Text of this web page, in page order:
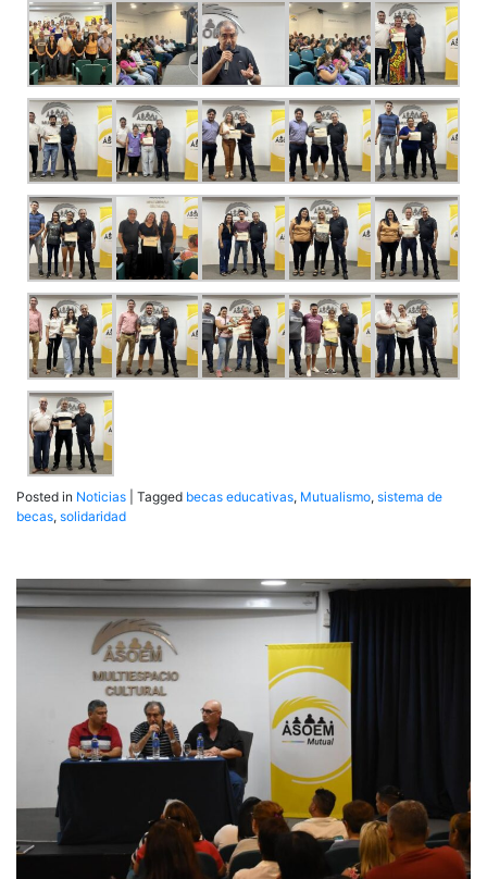
Posted in Noticias Tagged becas educativas, Mutualismo, sistema de
becas, solidaridad